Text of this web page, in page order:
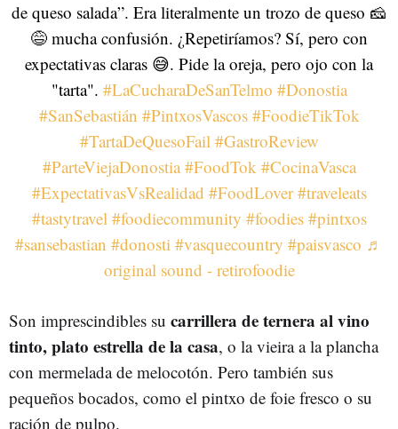
de queso salada”. Era literalmente un trozo de queso 🧀
😅 mucha confusión. ¿Repetiríamos? Sí, pero con
expectativas claras 😅. Pide la oreja, pero ojo con la
"tarta". #LaCucharaDeSanTelmo #Donostia
#SanSebastián #PintxosVascos #FoodieTikTok
#TartaDeQuesoFail #GastroReview
#ParteViejaDonostia #FoodTok #CocinaVasca
#ExpectativasVsRealidad #FoodLover #traveleats
#tastytravel #foodiecommunity #foodies #pintxos
#sansebastian #donosti #vasquecountry #paisvasco ♬
original sound - retirofoodie
Son imprescindibles su carrillera de ternera al vino
tinto, plato estrella de la casa, o la vieira a la plancha
con mermelada de melocotón. Pero también sus
pequeños bocados, como el pintxo de foie fresco o su
ración de pulpo.